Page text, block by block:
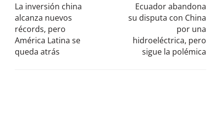
La inversión china
alcanza nuevos
récords, pero
América Latina se
queda atrás
Ecuador abandona
su disputa con China
por una
hidroeléctrica, pero
sigue la polémica